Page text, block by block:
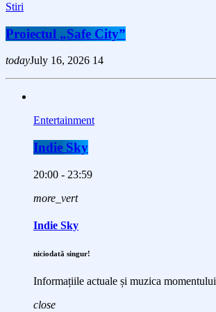
Stiri
Proiectul „Safe City”
todayJuly 16, 2026 14
Entertainment
Indie Sky
20:00 - 23:59
more_vert
Indie Sky
niciodată singur!
Informațiile actuale și muzica momentului
close